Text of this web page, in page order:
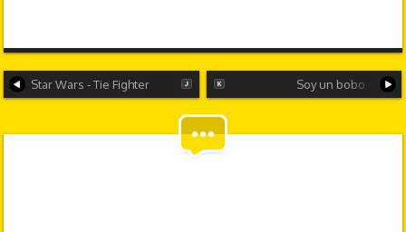
Star Wars - Tie Fighter Soy un bobo